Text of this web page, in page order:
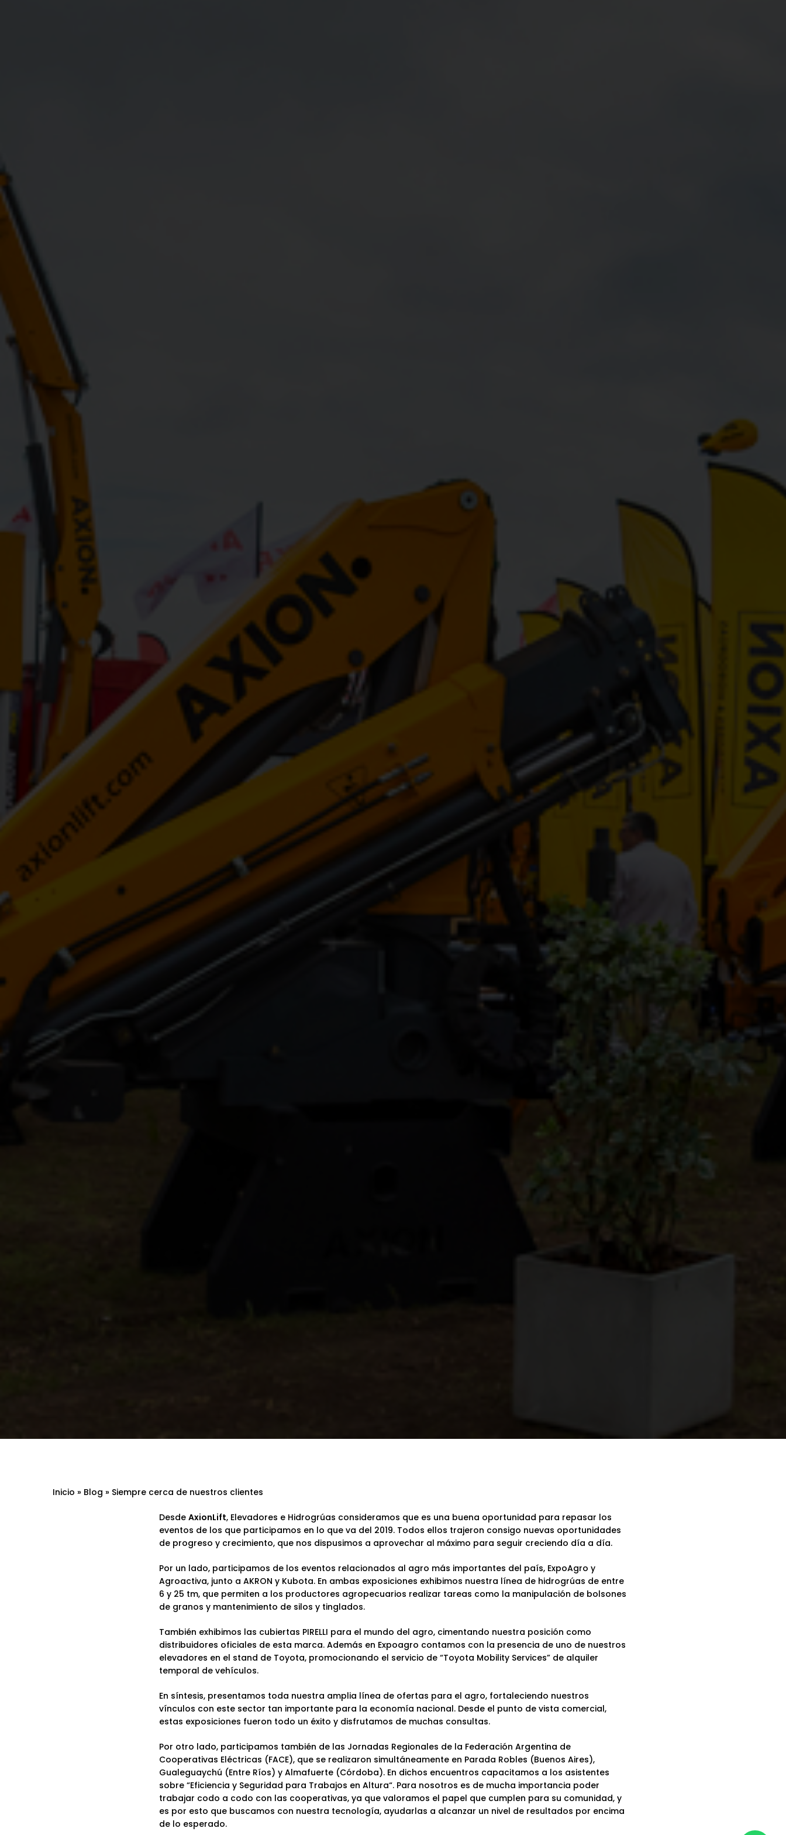
Inicio » Blog » Siempre cerca de nuestros clientes
Desde AxionLift, Elevadores e Hidrogrúas consideramos que es una buena oportunidad para repasar los
eventos de los que participamos en lo que va del 2019. Todos ellos trajeron consigo nuevas oportunidades
de progreso y crecimiento, que nos dispusimos a aprovechar al máximo para seguir creciendo día a día.
Por un lado, participamos de los eventos relacionados al agro más importantes del país, ExpoAgro y
Agroactiva, junto a AKRON y Kubota. En ambas exposiciones exhibimos nuestra línea de hidrogrúas de entre
6 y 25 tm, que permiten a los productores agropecuarios realizar tareas como la manipulación de bolsones
de granos y mantenimiento de silos y tinglados.
También exhibimos las cubiertas PIRELLI para el mundo del agro, cimentando nuestra posición como
distribuidores oficiales de esta marca. Además en Expoagro contamos con la presencia de uno de nuestros
elevadores en el stand de Toyota, promocionando el servicio de “Toyota Mobility Services” de alquiler
temporal de vehículos.
En síntesis, presentamos toda nuestra amplia línea de ofertas para el agro, fortaleciendo nuestros
vínculos con este sector tan importante para la economía nacional. Desde el punto de vista comercial,
estas exposiciones fueron todo un éxito y disfrutamos de muchas consultas.
Por otro lado, participamos también de las Jornadas Regionales de la Federación Argentina de
Cooperativas Eléctricas (FACE), que se realizaron simultáneamente en Parada Robles (Buenos Aires),
Gualeguaychú (Entre Ríos) y Almafuerte (Córdoba). En dichos encuentros capacitamos a los asistentes
sobre “Eficiencia y Seguridad para Trabajos en Altura“. Para nosotros es de mucha importancia poder
trabajar codo a codo con las cooperativas, ya que valoramos el papel que cumplen para su comunidad, y
es por esto que buscamos con nuestra tecnología, ayudarlas a alcanzar un nivel de resultados por encima
de lo esperado.